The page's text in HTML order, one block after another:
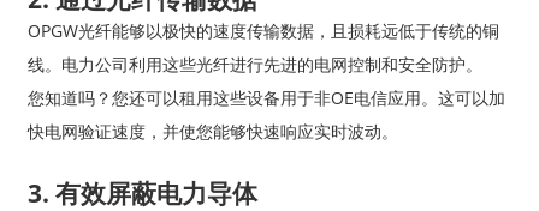
OPGW光纤能够以极快的速度传输数据，且损耗远低于传统的铜
线。电力公司利用这些光纤进行先进的电网控制和安全防护。
您知道吗？您还可以租用这些设备用于非OE电信应用。这可以加
快电网验证速度，并使您能够快速响应实时波动。
3. 有效屏蔽电力导体